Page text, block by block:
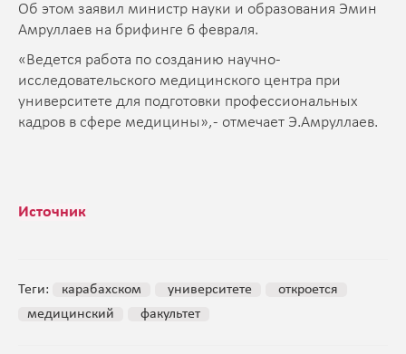
Об этом заявил министр науки и образования Эмин
Амруллаев на брифинге 6 февраля.
«Ведется работа по созданию научно-
исследовательского медицинского центра при
университете для подготовки профессиональных
кадров в сфере медицины», - отмечает Э.Амруллаев.
Источник
Теги: карабахском университете
откроется
медицинский
факультет